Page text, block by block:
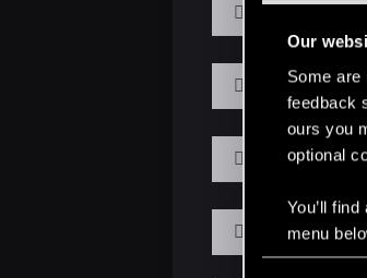
Our
Some are
feedback
ours you
optional
You’ll
menu